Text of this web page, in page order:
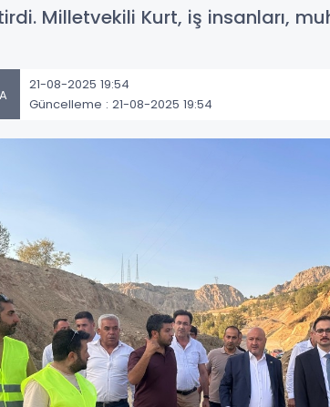
Milletvekili Kurt, iş insanları,
21-08-2025 19:54
Güncelleme : 21-08-2025 19:54